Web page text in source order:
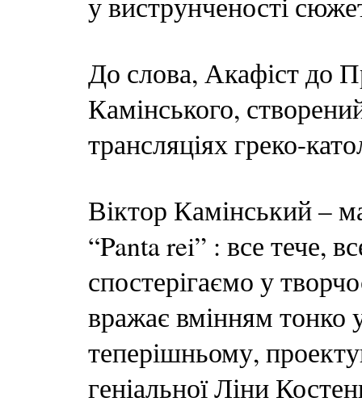
До слова, Акафіст до
Камінського,
трансляціях греко-
Віктор Камінський –
“Panta rei” : все тече,
спостерігаємо у
вражає вмінням
теперішньому,
геніальної Ліни